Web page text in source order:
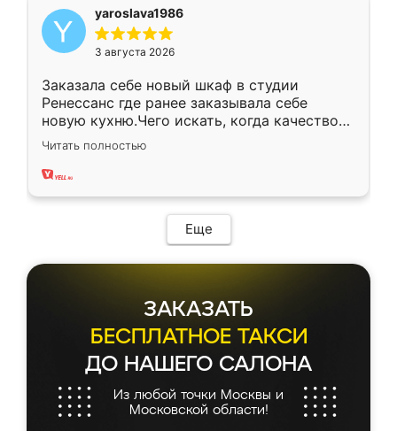
yaroslava1986
3 августа 2026
Заказала себе новый шкаф в студии
Ренессанс где ранее заказывала себе
новую кухню.Чего искать, когда качеством
вполне довольна. Служит кухня уже почти
два года, нареканий нет.
Читать полностью
Еще
ЗАКАЗАТЬ
БЕСПЛАТНОЕ ТАКСИ
ДО НАШЕГО САЛОНА
Из любой точки Москвы и
Московской области!